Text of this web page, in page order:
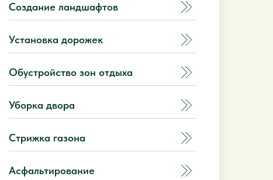
Асфальтирование
Стрижка газона
Уборка двора
Обустройство зон отдыха
Установка дорожек
Создание ландшафтов